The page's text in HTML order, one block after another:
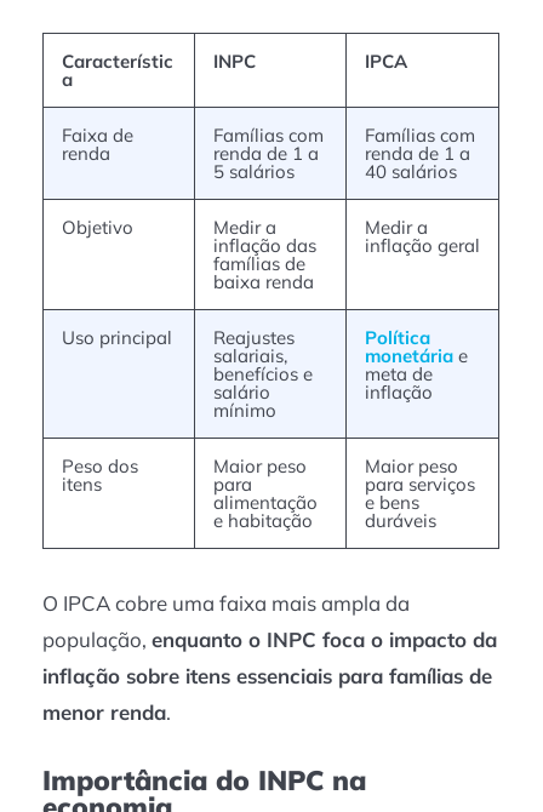
Característic
a
INPC IPCA
Faixa de
renda
Famílias com
renda de 1 a
5 salários
Famílias com
renda de 1 a
40 salários
Objetivo Medir a
inflação das
famílias de
baixa renda
Medir a
inflação geral
Uso principal Reajustes
salariais,
benefícios e
salário
mínimo
Política
monetária e
meta de
inflação
Peso dos
itens
Maior peso
para
alimentação
e habitação
Maior peso
para serviços
e bens
duráveis
O IPCA cobre uma faixa mais ampla da
população,enquanto o INPC foca o impacto da
inflação sobre itens essenciais para famílias de
menor renda.
Importância do INPC na